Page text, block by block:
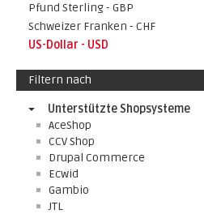
Pfund Sterling - GBP
Schweizer Franken - CHF
US-Dollar - USD
Filtern nach
Unterstützte Shopsysteme
AceShop
CCV Shop
Drupal Commerce
Ecwid
Gambio
JTL